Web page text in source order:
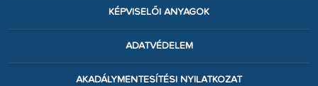
KÉPVISELŐI ANYAGOK
ADATVÉDELEM
AKADÁLYMENTESÍTÉSI NYILATKOZAT